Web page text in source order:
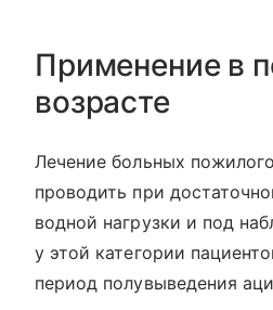
Применение в
возрасте
Лечение больных
проводить при
водной нагрузки и под
у этой категории
период полувыведения